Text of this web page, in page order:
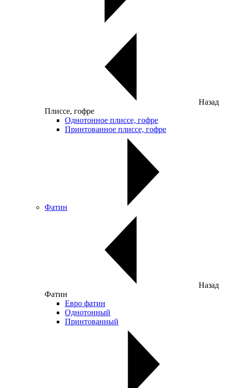
Назад
Плиссе, гофре
Однотонное плиссе, гофре
Принтованное плиссе, гофре
Фатин
Назад
Фатин
Евро фатин
Однотонный
Принтованный